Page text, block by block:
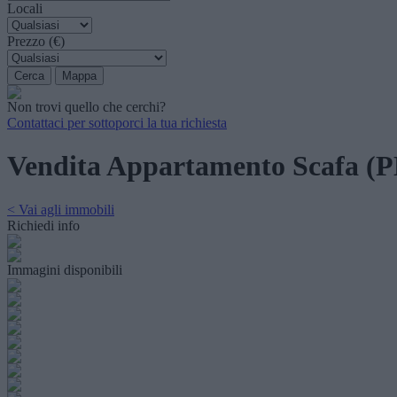
Locali
Prezzo (€)
Non trovi quello che cerchi?
Contattaci per sottoporci la tua richiesta
Vendita Appartamento Scafa
< Vai agli immobili
Richiedi info
Immagini disponibili